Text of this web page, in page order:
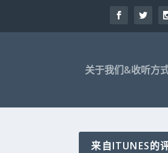
关于我们&收听方
来自ITUNES的